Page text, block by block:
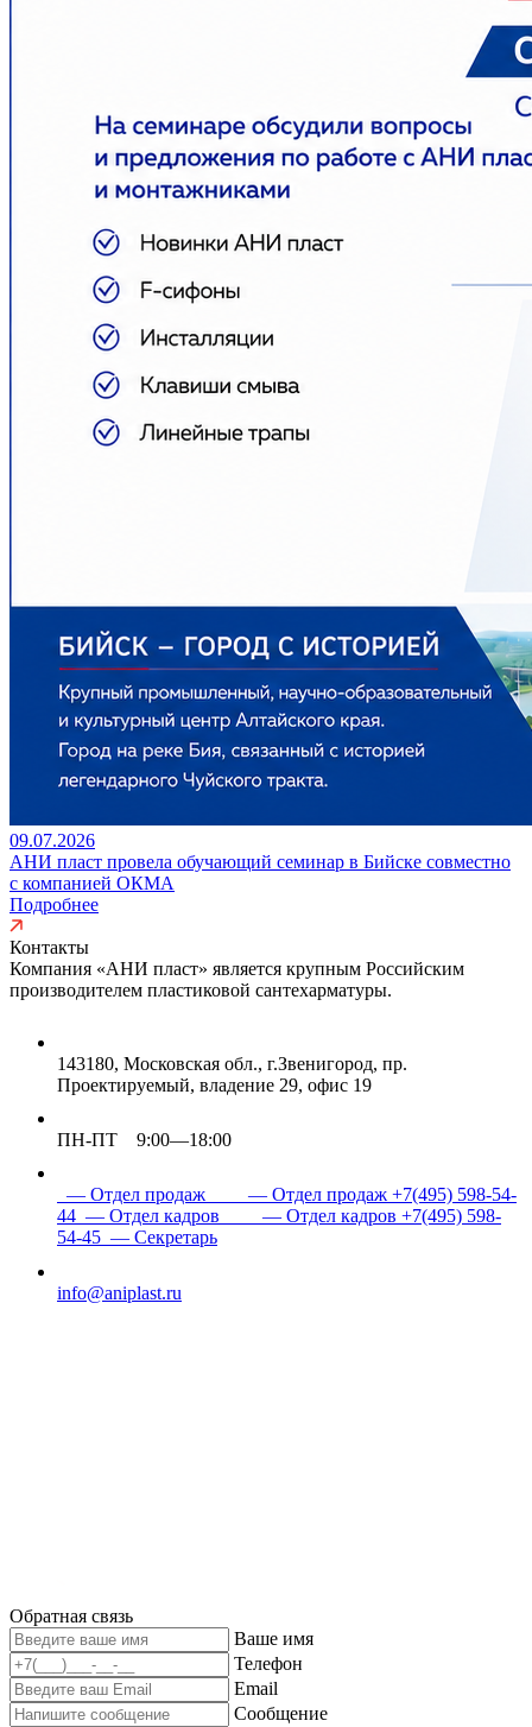
09.07.2026
АНИ пласт провела обучающий семинар в Бийске совместно
с компанией ОКМА
Подробнее
Контакты
Компания «АНИ пласт» является крупным Российским
производителем пластиковой сантехарматуры.
143180, Московская обл., г.Звенигород, пр.
Проектируемый, владение 29, офис 19
ПН-ПТ 9:00—18:00
— Отдел продаж — Отдел продаж +7(495) 598-54-
44 — Отдел кадров — Отдел кадров +7(495) 598-
54-45 — Секретарь
info@aniplast.ru
Обратная связь
Ваше имя
Телефон
Email
Сообщение